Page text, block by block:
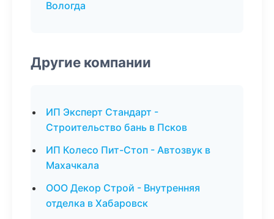
Вологда
Другие компании
ИП Эксперт Стандарт -
Строительство бань в Псков
ИП Колесо Пит-Стоп - Автозвук в
Махачкала
ООО Декор Строй - Внутренняя
отделка в Хабаровск